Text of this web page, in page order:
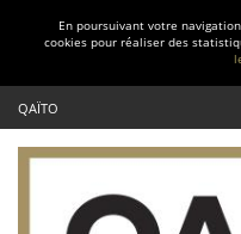
En poursuivant votre
cookies pour réaliser des
QAÏTO